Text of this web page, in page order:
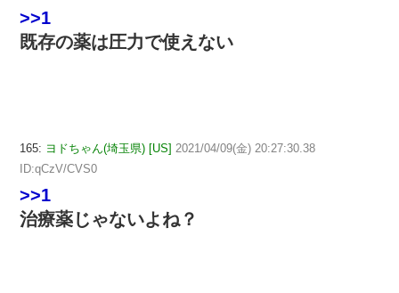
>>1
既存の薬は圧力で使えない
165: ヨドちゃん(埼玉県) [US] 2021/04/09(金) 20:27:30.38
ID:qCzV/CVS0
>>1
治療薬じゃないよね？